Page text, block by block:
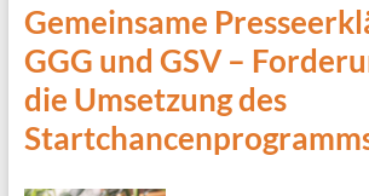
Gemeinsame
GGG und GSV –
die Umsetzung des